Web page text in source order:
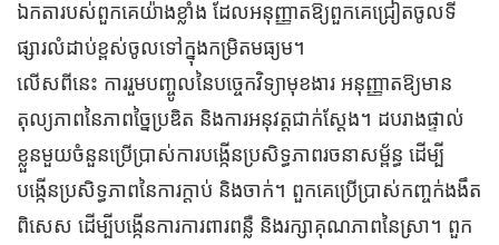
ឯកតារបស់ពួកគេយ៉ាងខ្លាំង ដែលអនុញ្ញាតឱ្យពួកគេជ្រៀតចូលទី
ផ្សារលំដាប់ខ្ពស់ចូលទៅក្នុងកម្រិតមធ្យម។
លើសពីនេះ ការរួមបញ្ចូលនៃបច្ចេកវិទ្យាមុខងារ អនុញ្ញាតឱ្យមាន
តុល្យភាពនៃភាពច្នៃប្រឌិត និងការអនុវត្តជាក់ស្តែង។ ដបរាងផ្ទាល់
ខ្លួនមួយចំនួនប្រើប្រាស់ការបង្កើនប្រសិទ្ធភាពរចនាសម្ព័ន្ធ ដើម្បី
បង្កើនប្រសិទ្ធភាពនៃការក្តាប់ និងចាក់។ ពួកគេប្រើប្រាស់កញ្ចក់ងងឹត
ពិសេស ដើម្បីបង្កើនការការពារពន្លឺ និងរក្សាគុណភាពនៃស្រា។ ពួក